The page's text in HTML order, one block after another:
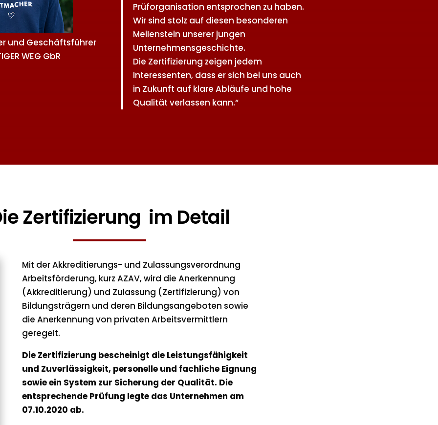
und Geschäftsführer
WEG GbR
Prüforganisation entsprochen zu haben.
Wir sind stolz auf diesen besonderen
Meilenstein unserer jungen
Unternehmensgeschichte.
Die Zertifizierung zeigen jedem
Interessenten, dass er sich bei uns auch
in Zukunft auf klare Abläufe und hohe
Qualität verlassen kann.“
Zertifizierung im Detail
Mit der Akkreditierungs- und Zulassungsverordnung
Arbeitsförderung, kurz AZAV, wird die Anerkennung
(Akkreditierung) und Zulassung (Zertifizierung) von
Bildungsträgern und deren Bildungsangeboten sowie
die Anerkennung von privaten Arbeitsvermittlern
geregelt.
Die Zertifizierung bescheinigt die Leistungsfähigkeit
und Zuverlässigkeit, personelle und fachliche Eignung
sowie ein System zur Sicherung der Qualität. Die
entsprechende Prüfung legte das Unternehmen am
07.10.2020 ab.